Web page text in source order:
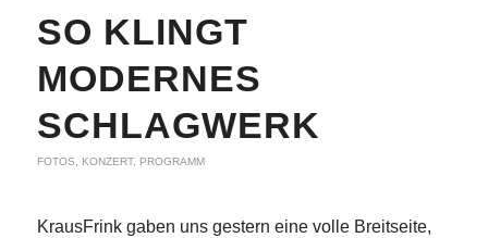
SO KLINGT
MODERNES
SCHLAGWERK
FOTOS KONZERT, PROGRAMM
KrausFrink gaben uns gestern eine volle Breitseite,